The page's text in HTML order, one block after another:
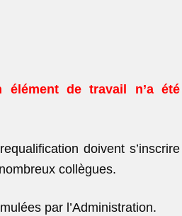
élément de travail n’a été
doivent s’inscrire
collègues.
par l’Administration.